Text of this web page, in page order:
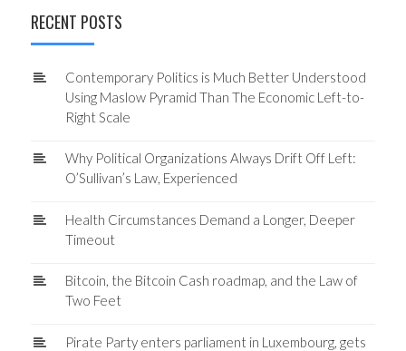
RECENT POSTS
Contemporary Politics is Much Better Understood
Using Maslow Pyramid Than The Economic Left-to-
Right Scale
Why Political Organizations Always Drift Off Left:
O’Sullivan’s Law, Experienced
Health Circumstances Demand a Longer, Deeper
Timeout
Bitcoin, the Bitcoin Cash roadmap, and the Law of
Two Feet
Pirate Party enters parliament in Luxembourg, gets